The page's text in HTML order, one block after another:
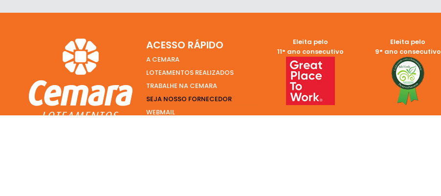
ACESSO RÁPIDO
A CEMARA
LOTEAMENTOS REALIZADOS
TRABALHE NA CEMARA
SEJA NOSSO FORNECEDOR
WEBMAIL
Eleita pelo
11° ano consecutivo
Eleita pelo
9° ano consecutivo